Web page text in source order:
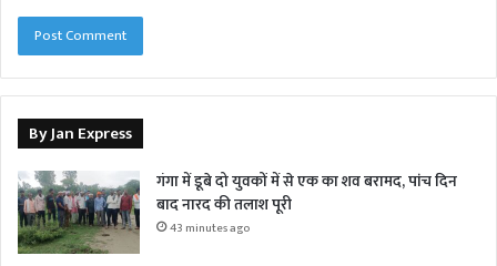
By Jan Express
गंगा में डूबे दो युवकों में से एक का शव बरामद, पांच दिन
बाद नारद की तलाश पूरी
43 minutes ago